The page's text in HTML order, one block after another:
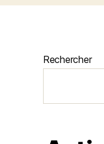
Rechercher